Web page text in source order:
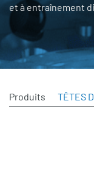
et à entraînement
Produits TÊTES